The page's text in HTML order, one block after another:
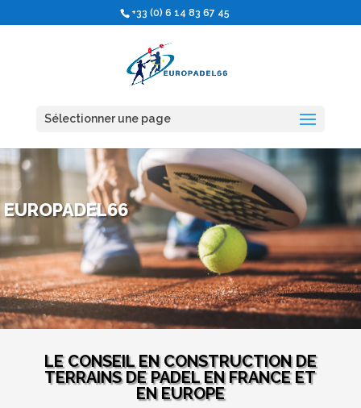
+33 (0) 6 14 83 67 45
Sélectionner une page
EUROPADEL66
LE CONSEIL EN CONSTRUCTION DE
TERRAINS DE PADEL EN FRANCE ET
EN EUROPE